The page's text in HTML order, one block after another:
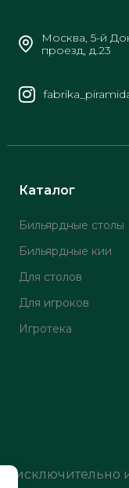
Москва, 5-й
проезд, д.23
Каталог
Бильярдные столы
Бильярдные кии
Для столов
Для игроков
Игротека